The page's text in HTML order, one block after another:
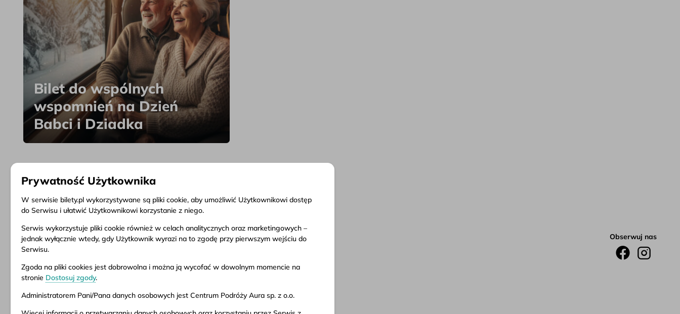
Bilet do wspólnych
wspomnień na Dzień
Babci i Dziadka
Informacje
O firmie
Aktualności
Inspiracje
Obsługa klienta
Zwrot biletu
Dokumenty
Warunki przewozu
Obserwuj nas
Prywatność Użytkownika
W serwisie bilety.pl wykorzystywane są pliki cookie, aby umożliwić Użytkownikowi dostęp
do Serwisu i ułatwić Użytkownikowi korzystanie z niego.
Serwis wykorzystuje pliki cookie również w celach analitycznych oraz marketingowych –
jednak wyłącznie wtedy, gdy Użytkownik wyrazi na to zgodę przy pierwszym wejściu do
Serwisu.
Zgoda na pliki cookies jest dobrowolna i można ją wycofać w dowolnym momencie na
stronie Dostosuj zgody.
Administratorem Pani/Pana danych osobowych jest Centrum Podróży Aura sp. z o.o.